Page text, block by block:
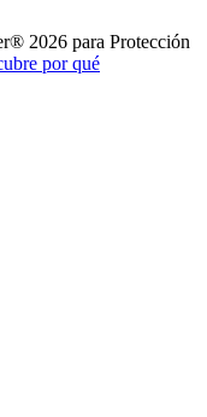
2026 para Protección
por qué